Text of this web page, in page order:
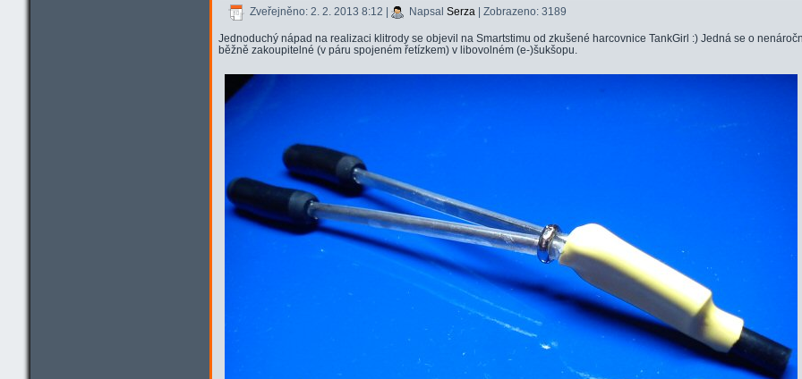
Zveřejněno: 2. 2. 2013 8:12 Napsal Serza| Zobrazeno: 3189
Jednoduchý nápad na realizaci klitrody se objevil na Smartstimu od zkušené harcovnice TankGirl :) Jedná se o
běžně zakoupitelné (v páru spojeném řetízkem) v libovolném (e-)šukšopu.